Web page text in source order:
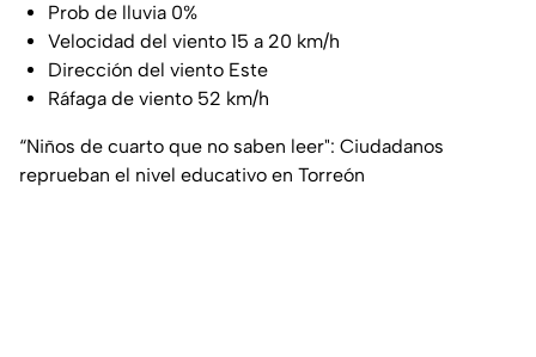
Prob de lluvia 0%
Velocidad del viento 15 a 20 km/h
Dirección del viento Este
Ráfaga de viento 52 km/h
“Niños de cuarto que no saben leer": Ciudadanos
reprueban el nivel educativo en Torreón